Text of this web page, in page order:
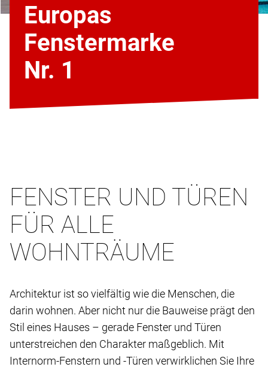
Europas
Fenstermarke
Nr. 1
FENSTER UND TÜREN
FÜR ALLE
WOHNTRÄUME
Architektur ist so vielfältig wie die Menschen, die
darin wohnen. Aber nicht nur die Bauweise prägt den
Stil eines Hauses – gerade Fenster und Türen
unterstreichen den Charakter maßgeblich. Mit
Internorm-Fenstern und -Türen verwirklichen Sie Ihre